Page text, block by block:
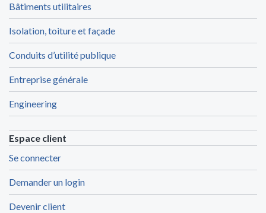
Bâtiments utilitaires
Isolation, toiture et façade
Conduits d’utilité publique
Entreprise générale
Engineering
Espace client
Se connecter
Demander un login
Devenir client